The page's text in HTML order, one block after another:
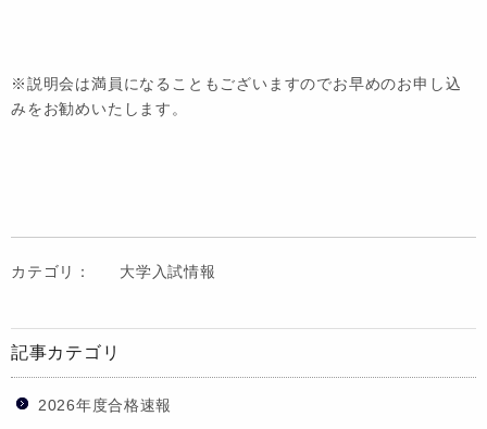
※説明会は満員になることもございますのでお早めのお申し込
みをお勧めいたします。
カテゴリ： 大学入試情報
記事カテゴリ
2026年度合格速報